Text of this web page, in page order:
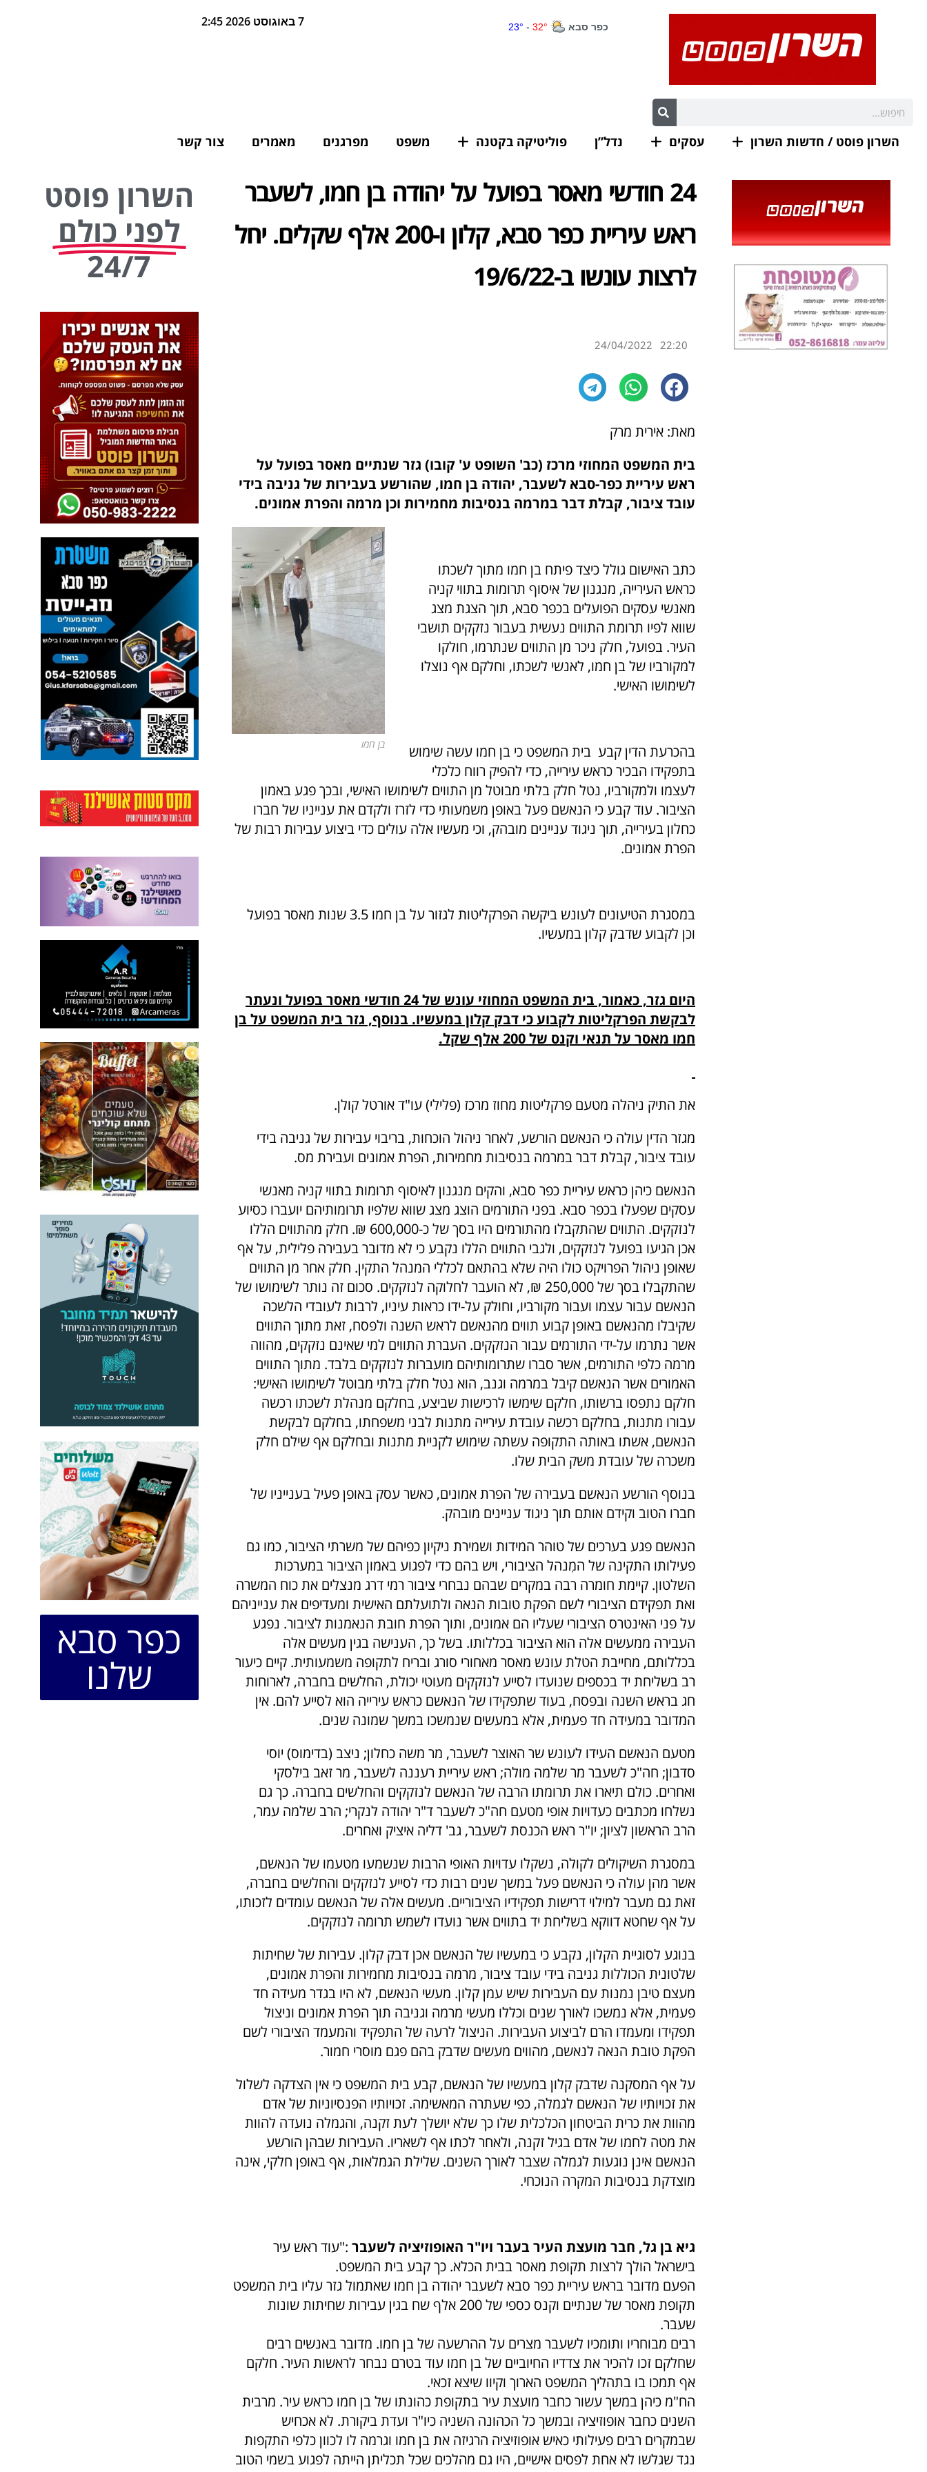
7 באוגוסט 2026 2:45
השרון פוסט / חדשות השרון עסקים נדל”ן פוליטיקה בקטנה משפט מפרגנים מאמרים צור קשר
24 חודשי מאסר בפועל על יהודה בן חמו, לשעבר
ראש עיריית כפר סבא, קלון ו-200 אלף שקלים. יחל
לרצות עונשו ב-19/6/22
22:20
24/04/2022
מאת: אירית מרק
בית המשפט המחוזי מרכז (כב' השופט ע' קובו) גזר שנתיים מאסר בפועל על
ראש עיריית כפר-סבא לשעבר, יהודה בן חמו, שהורשע בעבירות של גניבה בידי
עובד ציבור, קבלת דבר במרמה בנסיבות מחמירות וכן מרמה והפרת אמונים.
בן חמו
כתב האישום גולל כיצד פיתח בן חמו מתוך לשכתו
כראש העירייה, מנגנון של איסוף תרומות בתווי קניה
מאנשי עסקים הפועלים בכפר סבא, תוך הצגת מצג
שווא לפיו תרומת התווים נעשית בעבור נזקקים תושבי
העיר. בפועל, חלק ניכר מן התווים שנתרמו, חולקו
למקורביו של בן חמו, לאנשי לשכתו, וחלקם אף נוצלו
לשימושו האישי.
בהכרעת הדין קבע בית המשפט כי בן חמו עשה שימוש
בתפקידו הבכיר כראש עירייה, כדי להפיק רווח כלכלי
לעצמו ולמקורביו, נטל חלק בלתי מבוטל מן התווים לשימושו האישי, ובכך פגע באמון
הציבור. עוד קבע כי הנאשם פעל באופן משמעותי כדי לזרז ולקדם את ענייניו של חברו
כחלון בעירייה, תוך ניגוד עניינים מובהק, וכי מעשיו אלה עולים כדי ביצוע עבירות רבות של
הפרת אמונים.
במסגרת הטיעונים לעונש ביקשה הפרקליטות לגזור על בן חמו 3.5 שנות מאסר בפועל
וכן לקבוע שדבק קלון במעשיו.
היום גזר, כאמור, בית המשפט המחוזי עונש של 24 חודשי מאסר בפועל ונעתר
לבקשת הפרקליטות לקבוע כי דבק קלון במעשיו. בנוסף, גזר בית המשפט על בן
חמו מאסר על תנאי וקנס של 200 אלף שקל.
את התיק ניהלה מטעם פרקליטות מחוז מרכז (פלילי) עו"ד אורטל קולן.
מגזר הדין עולה כי הנאשם הורשע, לאחר ניהול הוכחות, בריבוי עבירות של גניבה בידי
עובד ציבור, קבלת דבר במרמה בנסיבות מחמירות, הפרת אמונים ועבירת מס.
הנאשם כיהן כראש עיריית כפר סבא, והקים מנגנון לאיסוף תרומות בתווי קניה מאנשי
עסקים שפעלו בכפר סבא. בפני התורמים הוצג מצג שווא שלפיו תרומותיהם יועברו כסיוע
לנזקקים. התווים שהתקבלו מהתורמים היו בסך של כ-600,000 ₪. חלק מהתווים הללו
אכן הגיעו בפועל לנזקקים, ולגבי התווים הללו נקבע כי לא מדובר בעבירה פלילית, על אף
שאופן ניהול הפרויקט כולו היה שלא בהתאם לכללי המנהל התקין. חלק אחר מן התווים
שהתקבלו בסך של 250,000 ₪, לא הועבר לחלוקה לנזקקים. סכום זה נותר לשימושו של
הנאשם עבור עצמו ועבור מקורביו, וחולק על-ידו כראות עיניו, לרבות לעובדי הלשכה
שקיבלו מהנאשם באופן קבוע תווים מהנאשם לראש השנה ולפסח, זאת מתוך התווים
אשר נתרמו על-ידי התורמים עבור הנזקקים. העברת התווים למי שאינם נזקקים, מהווה
מרמה כלפי התורמים, אשר סברו שתרומותיהם מועברות לנזקקים בלבד. מתוך התווים
האמורים אשר הנאשם קיבל במרמה וגנב, הוא נטל חלק בלתי מבוטל לשימושו האישי:
חלקם נתפסו ברשותו, חלקם שימשו לרכישות שביצע, בחלקם מנהלת לשכתו רכשה
עבורו מתנות, בחלקם רכשה עובדת עירייה מתנות לבני משפחתו, בחלקם לבקשת
הנאשם, אשתו באותה התקופה עשתה שימוש לקניית מתנות ובחלקם אף שילם חלק
משכרה של עובדת משק הבית שלו.
בנוסף הורשע הנאשם בעבירה של הפרת אמונים, כאשר עסק באופן פעיל בענייניו של
חברו הטוב וקידם אותם תוך ניגוד עניינים מובהק.
הנאשם פגע בערכים של טוהר המידות ושמירת ניקיון כפיהם של משרתי הציבור, כמו גם
פעילותו התקינה של המִנהל הציבורי, ויש בהם כדי לפגוע באמון הציבור במערכות
השלטון. קיימת חומרה רבה במקרים שבהם נבחרי ציבור רמי דרג מנצלים את כוח המשרה
ואת תפקידם הציבורי לשם הפקת טובות הנאה ולתועלתם האישית ומעדיפים את ענייניהם
על פני האינטרס הציבורי שעליו הם אמונים, ותוך הפרת חובת הנאמנות לציבור. נפגע
העבירה ממעשים אלה הוא הציבור בכללותו. בשל כך, הענישה בגין מעשים אלה
בכללותם, מחייבת הטלת עונש מאסר מאחורי סורג ובריח לתקופה משמעותית. קיים כיעור
רב בשליחת יד בכספים שנועדו לסייע לנזקקים מעוטי יכולת, החלשים בחברה, לארוחות
חג בראש השנה ובפסח, בעוד שתפקידו של הנאשם כראש עירייה הוא לסייע להם. אין
המדובר במעידה חד פעמית, אלא במעשים שנמשכו במשך שמונה שנים.
מטעם הנאשם העידו לעונש שר האוצר לשעבר, מר משה כחלון; ניצב (בדימוס) יוסי
סדבון; חה"כ לשעבר מר שלמה מולה; ראש עיריית רעננה לשעבר, מר זאב בילסקי
ואחרים. כולם תיארו את תרומתו הרבה של הנאשם לנזקקים והחלשים בחברה. כך גם
נשלחו מכתבים כעדויות אופי מטעם חה"כ לשעבר ד"ר יהודה לנקרי; הרב שלמה עמר,
הרב הראשון לציון; יו"ר ראש הכנסת לשעבר, גב' דליה איציק ואחרים.
במסגרת השיקולים לקולה, נשקלו עדויות האופי הרבות שנשמעו מטעמו של הנאשם,
אשר מהן עולה כי הנאשם פעל במשך שנים רבות כדי לסייע לנזקקים והחלשים בחברה,
זאת גם מעבר למילוי דרישות תפקידיו הציבוריים. מעשים אלה של הנאשם עומדים לזכותו,
על אף שחטא דווקא בשליחת יד בתווים אשר נועדו לשמש תרומה לנזקקים.
בנוגע לסוגיית הקלון, נקבע כי במעשיו של הנאשם אכן דבק קלון. עבירות של שחיתות
שלטונית הכוללות גניבה בידי עובד ציבור, מרמה בנסיבות מחמירות והפרת אמונים,
מעצם טיבן נמנות עם העבירות שיש עמן קלון. מעשי הנאשם, לא היו בגדר מעידה חד
פעמית, אלא נמשכו לאורך שנים וכללו מעשי מרמה וגניבה תוך הפרת אמונים וניצול
תפקידו ומעמדו הרם לביצוע העבירות. הניצול לרעה של התפקיד והמעמד הציבורי לשם
הפקת טובת הנאה לנאשם, מהווים מעשים שדבק בהם פגם מוסרי חמור.
על אף המסקנה שדבק קלון במעשיו של הנאשם, קבע בית המשפט כי אין הצדקה לשלול
את זכויותיו של הנאשם לגמלה, כפי שעתרה המאשימה. זכויותיו הפנסיוניות של אדם
מהוות את כרית הביטחון הכלכלית שלו כך שלא יושלך לעת זקנה, והגמלה נועדה להוות
את מטה לחמו של אדם בגיל זקנה, ולאחר לכתו אף לשאריו. העבירות שבהן הורשע
הנאשם אינן נוגעות לגמלה שצבר לאורך השנים. שלילת הגמלאות, אף באופן חלקי, אינה
מוצדקת בנסיבות המקרה הנוכחי.
גיא בן גל, חבר מועצת העיר בעבר ויו"ר האופוזיציה לשעבר :"עוד ראש עיר
בישראל הולך לרצות תקופת מאסר בבית הכלא. כך קבע בית המשפט.
הפעם מדובר בראש עיריית כפר סבא לשעבר יהודה בן חמו שאתמול גזר עליו בית המשפט
תקופת מאסר של שנתיים וקנס כספי של 200 אלף שח בגין עבירות שחיתות שונות
שעבר.
רבים מבוחריו ותומכיו לשעבר מצרים על ההרשעה של בן חמו. מדובר באנשים רבים
שחלקם זכו להכיר את צדדיו החיוביים של בן חמו עוד בטרם נבחר לראשות העיר. חלקם
אף תמכו בו בתהליך המשפט הארוך וקיוו שיצא זכאי.
הח"מ כיהן במשך עשור כחבר מועצת עיר בתקופת כהונתו של בן חמו כראש עיר. מרבית
השנים כחבר אופוזיציה ובמשך כל הכהונה השניה כיו"ר ועדת ביקורת. לא אכחיש
שבמקרים רבים פעילותי כאיש אופוזיציה הרגיזה את בן חמו וגרמה לו לכוון כלפי התקפות
נגד שגלשו לא אחת לפסים אישיים, היו גם מהלכים שכל תכליתן הייתה לפגוע בשמי הטוב
השרון פוסט
לפני כולם
24/7
כפר סבא
שלנו